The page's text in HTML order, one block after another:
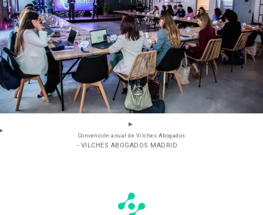
Convención anual de Vilches Abogados
- VILCHES ABOGADOS MADRID